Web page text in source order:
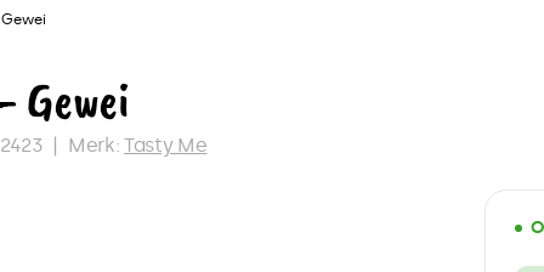
Gewei
Merk:Tasty Me